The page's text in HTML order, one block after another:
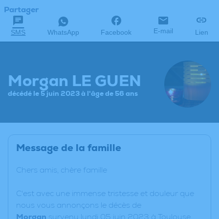
Partager
SMS WhatsApp Facebook E-mail Lien
Morgan LE GUEN
décédé le 5 juin 2023 à l'âge de 56 ans
Message de la famille
Chers amis, chère famille
C'est avec une immense tristesse et douleur que
nous vous annonçons le décès de
Morgan survenu lundi 05 juin 2023 à Toulouse.